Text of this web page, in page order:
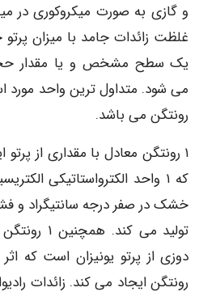
و گازی به صورت میکروکوری در
غلظت زائدات جامد با میزان
یک سطح مشخص و یا مقدار حجم
می شود. متداول ترین واحد مورد
رونتگن می باشد.
۱ رونتگن معادل با مقداری از
که ۱ واحد الکترواستاتیکی
رونتگن ایجاد می کند. زائدات